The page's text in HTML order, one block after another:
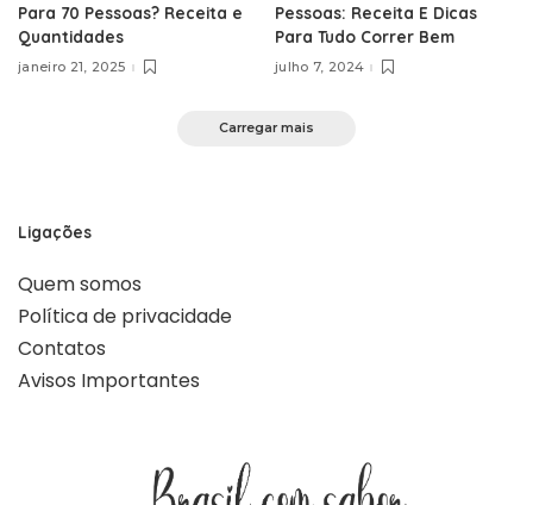
Para 70 Pessoas? Receita e
Quantidades
janeiro 21, 2025
Pessoas: Receita E Dicas
Para Tudo Correr Bem
julho 7, 2024
Carregar mais
Ligações
Quem somos
Política de privacidade
Contatos
Avisos Importantes